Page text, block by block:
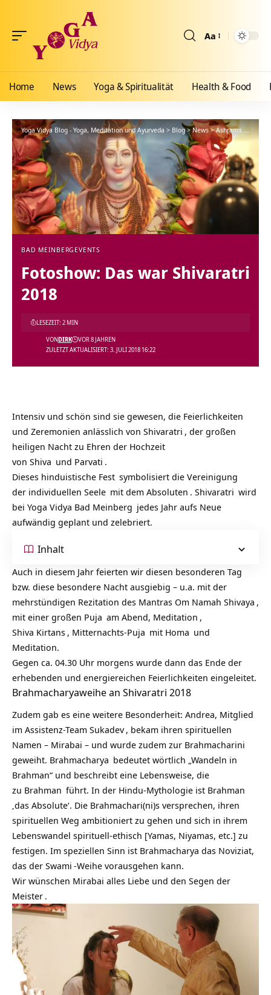
Aa
Home News Yoga & Spiritualität Health & Food
Yoga Vidya Blog - Yoga, Meditation und Ayurveda > Blog>News>Ashrams> Bad
BAD MEINBERG EVENTS
Fotoshow: Das war Shivaratri
2018
ZULETZT AKTUALISIERT: 3. JULI 2018 16:22
VONDIRK VOR 8 JAHREN
LESEZEIT: 2 MIN
Intensiv und schön sind sie gewesen, die Feierlichkeiten
und Zeremonien anlässlich von Shivaratri , der großen
heiligen Nacht zu Ehren der Hochzeit
von Shiva und Parvati .
Dieses hinduistische Fest symbolisiert die Vereinigung
der individuellen Seele mit dem Absoluten . Shivaratri wird
bei Yoga Vidya Bad Meinberg jedes Jahr aufs Neue
aufwändig geplant und zelebriert.
Inhalt
Auch in diesem Jahr feierten wir diesen besonderen Tag
bzw. diese besondere Nacht ausgiebig – u.a. mit der
mehrstündigen Rezitation des Mantras Om Namah Shivaya ,
mit einer großen Puja am Abend, Meditation ,
Shiva Kirtans , Mitternachts-Puja mit Homa und
Meditation.
Gegen ca. 04.30 Uhr morgens wurde dann das Ende der
erhebenden und energiereichen Feierlichkeiten eingeleitet.
Brahmacharyaweihe an Shivaratri 2018
Zudem gab es eine weitere Besonderheit: Andrea, Mitglied
im Assistenz-Team Sukadev , bekam ihren spirituellen
Namen – Mirabai – und wurde zudem zur Brahmacharini
geweiht. Brahmacharya bedeutet wörtlich „Wandeln in
Brahman“ und beschreibt eine Lebensweise, die
zu Brahman führt. In der Hindu-Mythologie ist Brahman
‚das Absolute‘. Die Brahmachari(ni)s versprechen, ihren
spirituellen Weg ambitioniert zu gehen und sich in ihrem
Lebenswandel spirituell-ethisch [Yamas, Niyamas, etc.] zu
festigen. Im speziellen Sinn ist Brahmacharya das Noviziat,
das der Swami -Weihe vorausgehen kann.
Wir wünschen Mirabai alles Liebe und den Segen der
Meister .